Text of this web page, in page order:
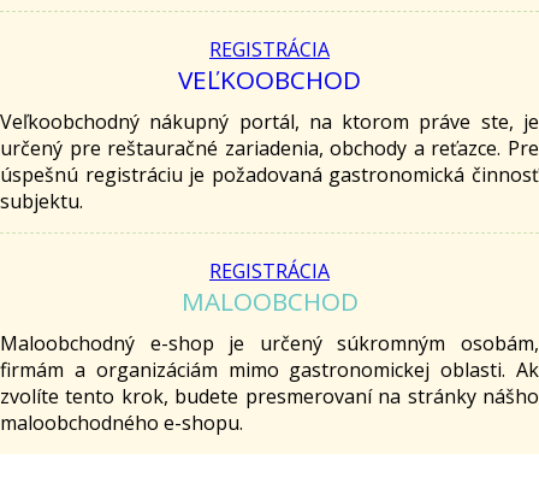
REGISTRÁCIA
VEĽKOOBCHOD
Veľkoobchodný nákupný portál, na ktorom práve ste, je
určený pre reštauračné zariadenia, obchody a reťazce. Pre
úspešnú registráciu je požadovaná gastronomická činnosť
subjektu.
REGISTRÁCIA
MALOOBCHOD
Maloobchodný e-shop je určený súkromným osobám,
firmám a organizáciám mimo gastronomickej oblasti. Ak
zvolíte tento krok, budete presmerovaní na stránky nášho
maloobchodného e-shopu.